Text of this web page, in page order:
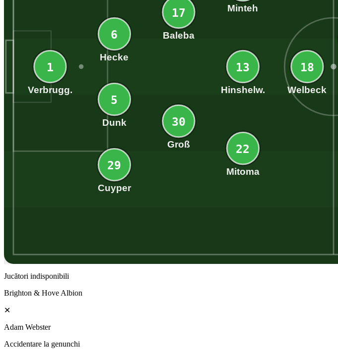
1
Verbrugg.
6
Hecke
5
Dunk
29
Cuyper
17
Baleba
30
Groß
Minteh
13
Hinshelw.
22
Mitoma
18
Welbeck
Jucători indisponibili
Brighton & Hove Albion
✕
Adam Webster
Accidentare la genunchi